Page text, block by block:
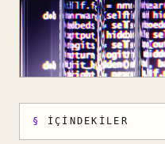
İÇINDEKILER